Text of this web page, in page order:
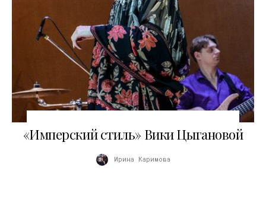
«Имперский стиль» Вики Цыгановой
Ирина Каримова